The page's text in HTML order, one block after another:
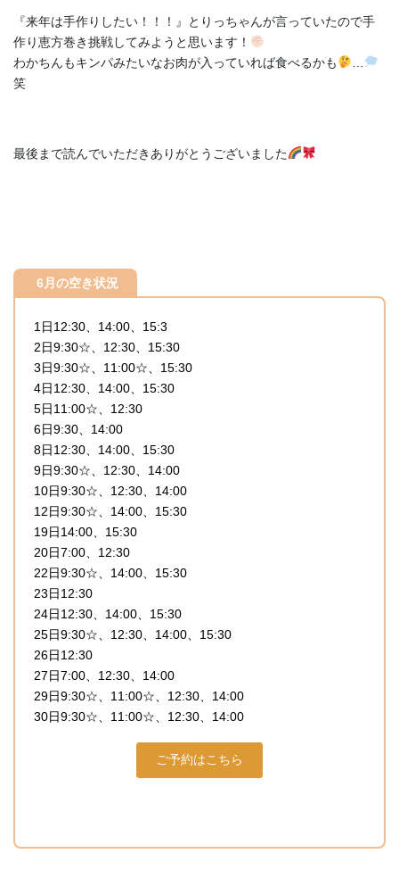
『来年は手作りしたい！！！』とりっちゃんが言っていたので手
作り恵方巻き挑戦してみようと思います！
わかちんもキンパみたいなお肉が入っていれば食べるかも
笑
最後まで読んでいただきありがとうございました
6月の空き状況
1日12:30、14:00、15:3
2日9:30☆、12:30、15:30
3日9:30☆、11:00☆、15:30
4日12:30、14:00、15:30
5日11:00☆、12:30
6日9:30、14:00
8日12:30、14:00、15:30
9日9:30☆、12:30、14:00
10日9:30☆、12:30、14:00
12日9:30☆、14:00、15:30
19日14:00、15:30
20日7:00、12:30
22日9:30☆、14:00、15:30
23日12:30
24日12:30、14:00、15:30
25日9:30☆、12:30、14:00、15:30
26日12:30
27日7:00、12:30、14:00
29日9:30☆、11:00☆、12:30、14:00
30日9:30☆、11:00☆、12:30、14:00
ご予約はこちら